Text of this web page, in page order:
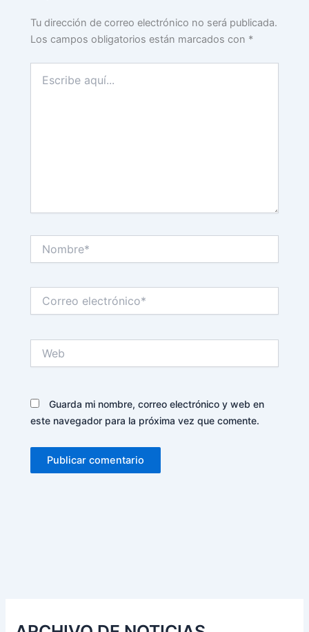
Tu dirección de correo electrónico no será publicada.
Los campos obligatorios están marcados con *
aquí...
electrónico*
Guarda mi nombre, correo electrónico y web en
este navegador para la próxima vez que comente.